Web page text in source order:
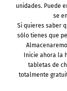
unidades. Puede
se
Si quieres saber
sólo tienes que
Inicie ahora la
tabletas de
totalmente